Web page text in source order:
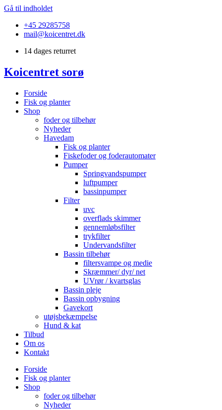
Gå til indholdet
+45 29285758
mail@koicentret.dk
14 dages returret
Koicentret sorø
Forside
Fisk og planter
Shop
foder og tilbehør
Nyheder
Havedam
Fisk og planter
Fiskefoder og foderautomater
Pumper
Springvandspumper
luftpumper
bassinpumper
Filter
uvc
overflads skimmer
gennemløbsfilter
trykfilter
Undervandsfilter
Bassin tilbehør
filtersvampe og medie
Skræmmer/ dyr/ net
UVrør / kvartsglas
Bassin pleje
Bassin opbygning
Gavekort
utøjsbekæmpelse
Hund & kat
Tilbud
Om os
Kontakt
Forside
Fisk og planter
Shop
foder og tilbehør
Nyheder